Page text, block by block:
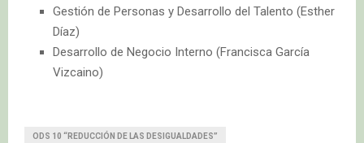
Gestión de Personas y Desarrollo del Talento (Esther
Díaz)
Desarrollo de Negocio Interno (Francisca García
Vizcaino)
ODS 10 “REDUCCIÓN DE LAS DESIGUALDADES”